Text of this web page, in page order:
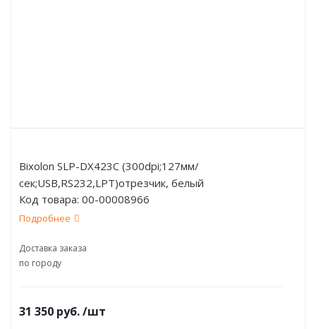
Bixolon SLP-DX423C (300dpi;127мм/
сек;USB,RS232,LPT)отрезчик, белый
Код товара: 00-00008966
Подробнее
Доставка заказа
по городу
31 350 руб./шт